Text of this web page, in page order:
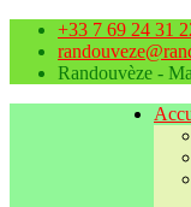
+33 7 69 24 31
Randouvèze -